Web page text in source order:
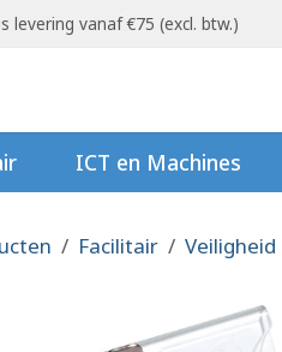
levering vanaf €75 (excl. btw.)
ICT en Machines
Facilitair